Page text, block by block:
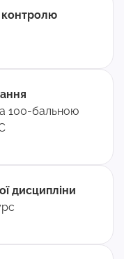
100-бальною
дисципліни